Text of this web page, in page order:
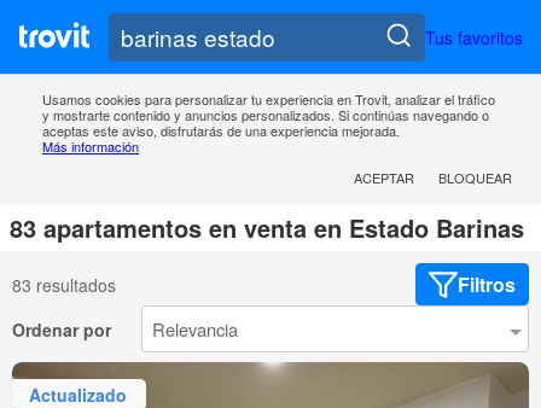
Tus favoritos
Usamos cookies para personalizar tu experiencia en Trovit, analizar el tráfico
y mostrarte contenido y anuncios personalizados. Si continúas navegando o
aceptas este aviso, disfrutarás de una experiencia mejorada.
Más información
ACEPTAR
BLOQUEAR
83 apartamentos en venta en Estado Barinas
83 resultados Filtros
Ordenar por
Actualizado